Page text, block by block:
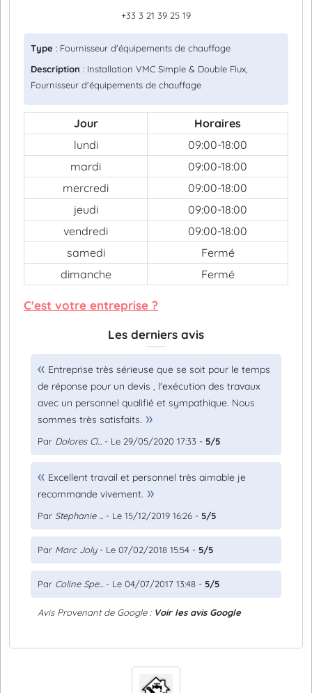
+33 3 21 39 25 19
Type : Fournisseur d'équipements de chauffage
Description : Installation VMC Simple & Double Flux,
Fournisseur d'équipements de chauffage
Jour
Horaires
lundi
09:00-18:00
mardi
09:00-18:00
mercredi
09:00-18:00
jeudi
09:00-18:00
vendredi
09:00-18:00
samedi
Fermé
dimanche
Fermé
C'est votre entreprise ?
Les derniers avis
Entreprise très sérieuse que se soit pour le temps
de réponse pour un devis , l'exécution des travaux
avec un personnel qualifié et sympathique. Nous
sommes très satisfaits.
Par Dolores Cl... - Le 29/05/2020 17:33 - 5/5
Excellent travail et personnel très aimable je
recommande vivement.
Par Stephanie ... - Le 15/12/2019 16:26 - 5/5
Par Marc Joly- Le 07/02/2018 15:54 - 5/5
Par Coline Spe... - Le 04/07/2017 13:48 - 5/5
Avis Provenant de Google : Voir les avis Google